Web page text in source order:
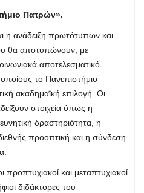
Πατρών».
η ανάδειξη πρωτότυπων και
θα αποτυπώνουν, με
αποτελεσματικό
το Πανεπιστήμιο
ακαδημαϊκή επιλογή. Οι
στοιχεία όπως η
δραστηριότητα, η
προοπτική και η σύνδεση
και μεταπτυχιακοί
διδάκτορες του